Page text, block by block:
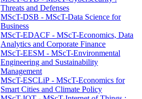
Threats and Defenses
MScT-DSB - MScT-Data Science for
Business
MScT-EDACF - MScT-Economics, Data
Analytics and Corporate Finance
MScT-EESM - MScT-Environmental
Engineering and Sustainability
Management
MScT-ESCLiP - MScT-Economics for
Smart Cities and Climate Policy